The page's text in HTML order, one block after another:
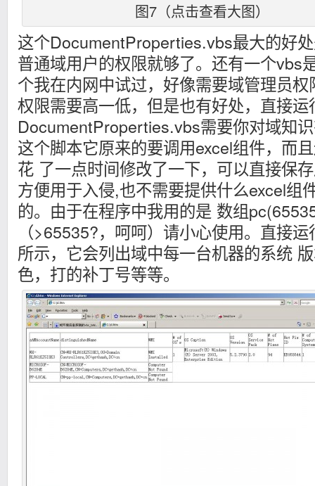
图7（点击查看大图）
这个DocumentProperties.vbs最大的好
普通域用户的权限就够了。还有一个vbs
个我在内网中试过，好像需要域管理员
权限需要高一低，但是也有好处，直接
DocumentProperties.vbs需要你对域知
这个脚本它原来的要调用excel组件，而
花 了一点时间修改了一下，可以直接保
方便用于入侵,也不需要提供什么excel组
的。由于在程序中我用的是 数组
（>65535?，呵呵）请小心使用。直接
所示，它会列出域中每一台机器的系统
色，打的补丁号等等。